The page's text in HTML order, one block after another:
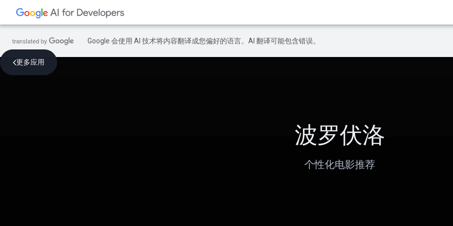
Google 会使用 AI 技术将内容翻译成您偏好的语言。AI 翻译可能包含错误。
更多应用
波罗伏洛
个性化电影推荐